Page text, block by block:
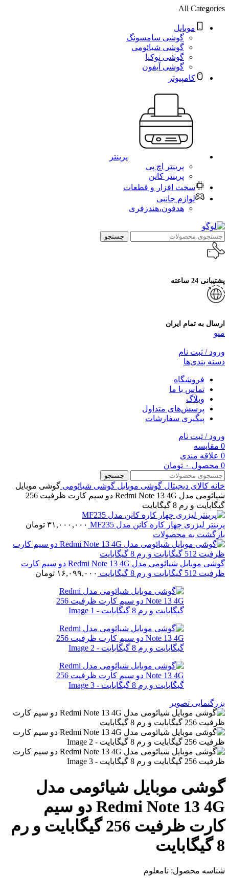
All Categories
موبایل
گوشی سامسونگ
گوشی شیائومی
گوشی نوکیا
گوشی آیفون
کامپیوتر
پرینتر
پرینتر اچ پی
پرینتر کانن
سخت افزار و قطعات
لوازم جانبی
هدفون،هندزفری
جستجو
پشتیبانی 24 ساعته
ارسال به تمام ایران
منو
ورود / ثبت نام
دسته بندی‌ها
فروشگاه
تماس با ما
وبلاگ
پرسش‌های متداول
پیگیری سفارشات
ورود / ثبت نام
0 مقایسه
0 علاقه مندی
0 محصول ۰ تومان
جستجو
خانه کالای دیجیتال گوشی موبایل گوشی شیائومی گوشی موبایل
شیائومی مدل Redmi Note 13 4G دو سیم کارت ظرفیت 256
گیگابایت و رم 8 گیگابایت
پرینتر لیزری چهار کاره کانن مدل MF235 ۳۱,۰۰۰,۰۰۰ تومان
بازگشت به محصولات
گوشی موبایل شیائومی مدل Redmi Note 13 4G دو سیم کارت
ظرفیت 512 گیگابایت و رم 8 گیگابایت
۱۶,۰۹۹,۰۰۰ تومان
بزرگنمایی تصویر
گوشی موبایل شیائومی مدل
Redmi Note 13 4G دو سیم
کارت ظرفیت 256 گیگابایت و رم
8 گیگابایت
شناسه محصول: نامعلوم